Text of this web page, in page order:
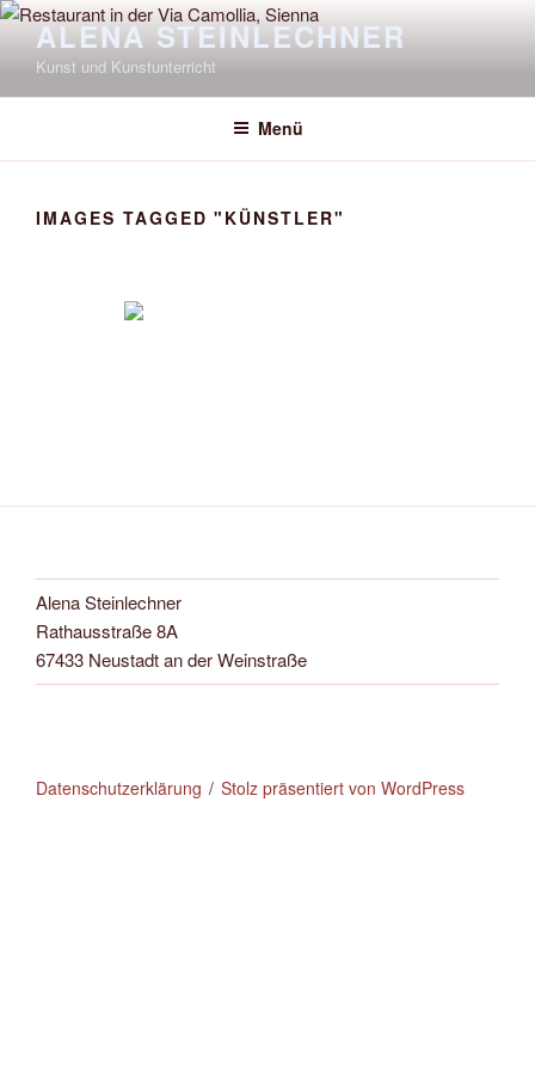
Zum
Inhalt
springen
ALENA STEINLECHNER
Kunst und Kunstunterricht
Menü
IMAGES TAGGED "KÜNSTLER"
Alena Steinlechner
Rathausstraße 8A
67433 Neustadt an der Weinstraße
Datenschutzerklärung Stolz präsentiert von WordPress